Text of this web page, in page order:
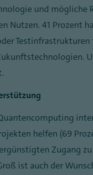
und mögliche
Nutzen. 41 Prozent
Testinfrastrukturen
helfen (69
Zugang
ist auch der